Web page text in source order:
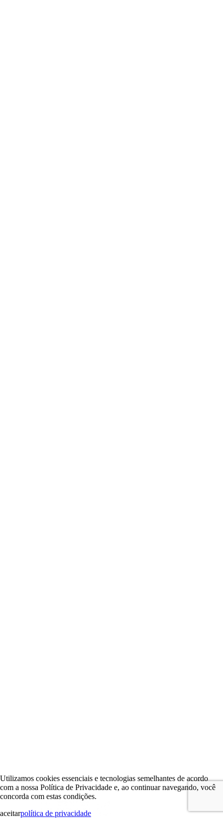
Utilizamos cookies essenciais e tecnologias semelhantes de acordo
com a nossa Política de Privacidade e, ao continuar navegando, você
concorda com estas condições.
aceitarpolítica de privacidade